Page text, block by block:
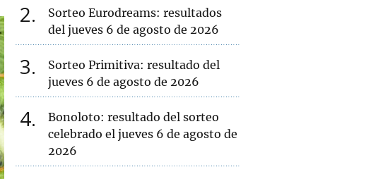
2
Sorteo Eurodreams: resultados
del jueves 6 de agosto de 2026
3
Sorteo Primitiva: resultado del
jueves 6 de agosto de 2026
4
Bonoloto: resultado del sorteo
celebrado el jueves 6 de agosto de
2026